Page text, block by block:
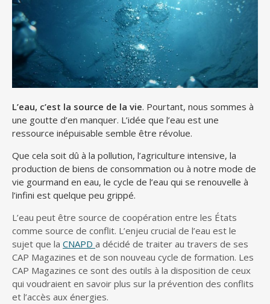
L’eau, c’est la source de la vie. Pourtant, nous sommes à
une goutte d’en manquer. L’idée que l’eau est une
ressource inépuisable semble être révolue.
Que cela soit dû à la pollution, l’agriculture intensive, la
production de biens de consommation ou à notre mode de
vie gourmand en eau, le cycle de l’eau qui se renouvelle à
l’infini est quelque peu grippé.
L’eau peut être source de coopération entre les États
comme source de conflit. L’enjeu crucial de l’eau est le
sujet que la CNAPD a décidé de traiter au travers de ses
CAP Magazines et de son nouveau cycle de formation. Les
CAP Magazines ce sont des outils à la disposition de ceux
qui voudraient en savoir plus sur la prévention des conflits
et l’accès aux énergies.